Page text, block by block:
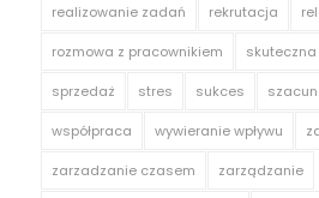
realizowanie zadań rekrutacja
rozmowa z pracownikiem
sprzedaż stres sukces
współpraca wywieranie wpływu
zarzadzanie czasem zarządzanie